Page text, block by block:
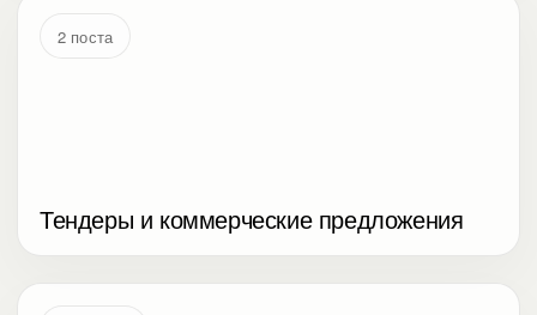
2 поста
Тендеры и коммерческие предложения